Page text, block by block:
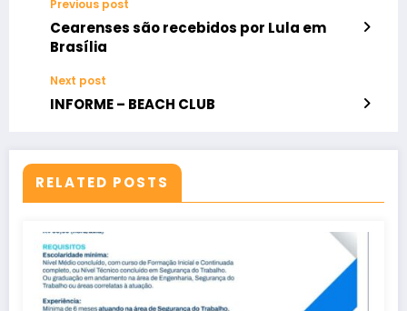
Previous post
Cearenses são recebidos por Lula em
Brasília
Next post
INFORME – BEACH CLUB
RELATED POSTS